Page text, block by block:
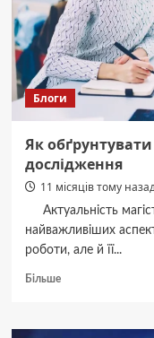
з
вибору
квитків
Блоги
Як обґрунтувати
дослідження
11 місяців тому
Актуальність
найважливіших
роботи, але й її...
БільшеДокладніше
обґрунтувати